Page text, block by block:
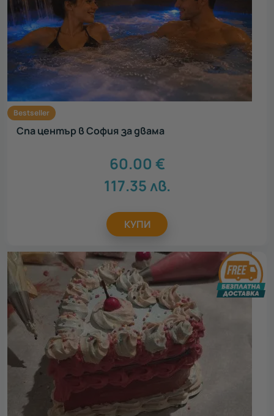
Bestseller
Спа център в София за двама
60.00 €
117.35лв.
КУПИ